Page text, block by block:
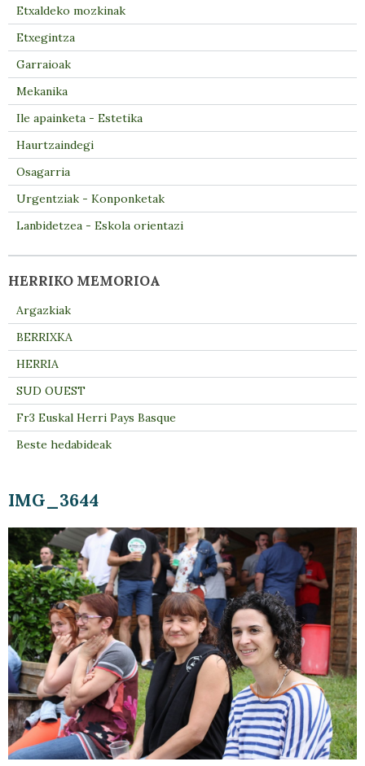
IMG_3644
Etxaldeko mozkinak
Etxegintza
Garraioak
Mekanika
Ile apainketa - Estetika
Haurtzaindegi
Osagarria
Urgentziak - Konponketak
Lanbidetzea - Eskola orientazi
HERRIKO MEMORIOA
Argazkiak
BERRIXKA
HERRIA
SUD OUEST
Fr3 Euskal Herri Pays Basque
Beste hedabideak